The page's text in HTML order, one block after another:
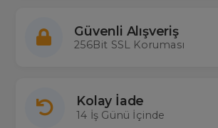
Güvenli Alışveriş
256Bit SSL Koruması
Kolay İade
14 İş Günü İçinde